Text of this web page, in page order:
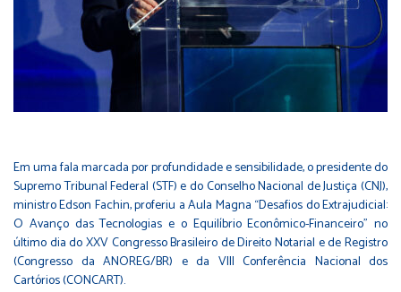
Em uma fala marcada por profundidade e sensibilidade, o presidente do
Supremo Tribunal Federal (STF) e do Conselho Nacional de Justiça (CNJ),
ministro Edson Fachin, proferiu a Aula Magna “Desafios do Extrajudicial:
O Avanço das Tecnologias e o Equilíbrio Econômico-Financeiro” no
último dia do XXV Congresso Brasileiro de Direito Notarial e de Registro
(Congresso da ANOREG/BR) e da VIII Conferência Nacional dos
Cartórios (CONCART).